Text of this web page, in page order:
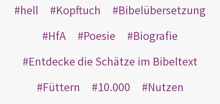
hell
Kopftuch
Bibelübersetzung
HfA
Poesie
Biografie
Entdecke die Schätze im Bibeltext
Füttern
10.000
Nutzen